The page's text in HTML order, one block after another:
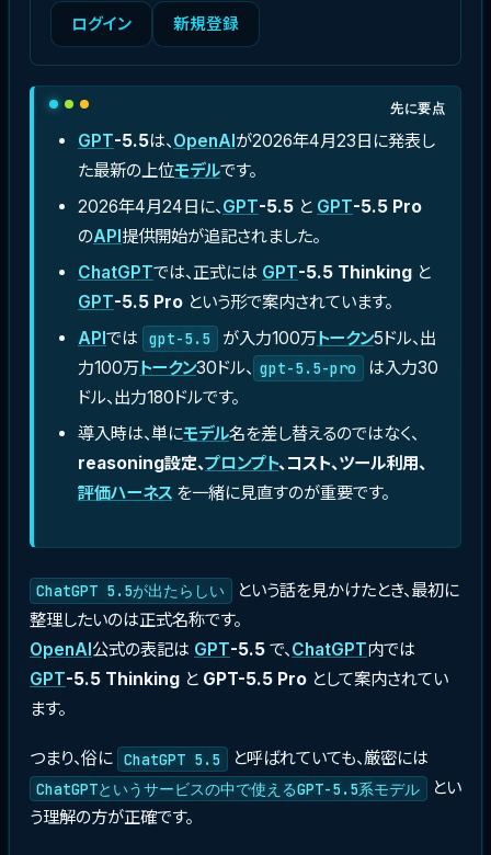
ログイン 新規登録
先に要点
GPT-5.5は、OpenAIが2026年4月23日に発表し
た最新の上位モデルです。
2026年4月24日に、GPT-5.5と GPT-5.5 Pro
のAPI提供開始が追記されました。
ChatGPTでは、正式には GPT-5.5 Thinkingと
GPT-5.5 Proという形で案内されています。
APIでは gpt-5.5 が入力100万トークン5ドル、出
力100万トークン30ドル、 gpt-5.5-pro
は入力30
ドル、出力180ドルです。
導入時は、単にモデル名を差し替えるのではなく、
reasoning設定、プロンプト、コスト、ツール利用、
評価ハーネスを一緒に見直すのが重要です。
ChatGPT 5.5が出たらしい
という話を見かけたとき、最初に
整理したいのは正式名称です。
OpenAI公式の表記は GPT-5.5 で、ChatGPT内では
GPT-5.5 Thinking と GPT-5.5 Pro として案内されてい
ます。
つまり、俗に ChatGPT 5.5 と呼ばれていても、厳密には
ChatGPTというサービスの中で使えるGPT-5.5系モデル
とい
う理解の方が正確です。